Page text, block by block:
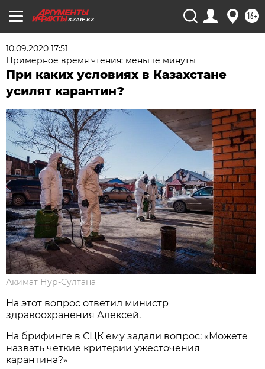
KZAIF.KZ 16+
10.09.2020 17:51
Примерное время чтения: меньше минуты
При каких условиях в Казахстане
усилят карантин?
Акимат Нур-Султана
На этот вопрос ответил министр
здравоохранения Алексей.
На брифинге в СЦК ему задали вопрос: «Можете
назвать четкие критерии ужесточения
карантина?»